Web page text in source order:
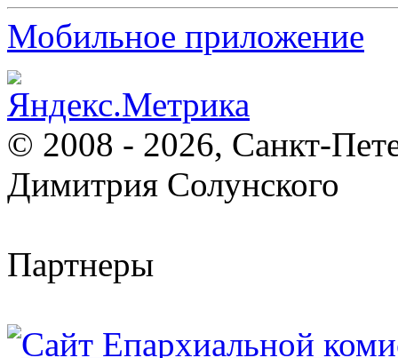
Мобильное приложение
© 2008 - 2026, Санкт-
Димитрия Солунского
Партнеры